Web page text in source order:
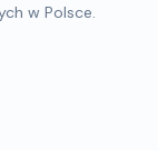
w Polsce.